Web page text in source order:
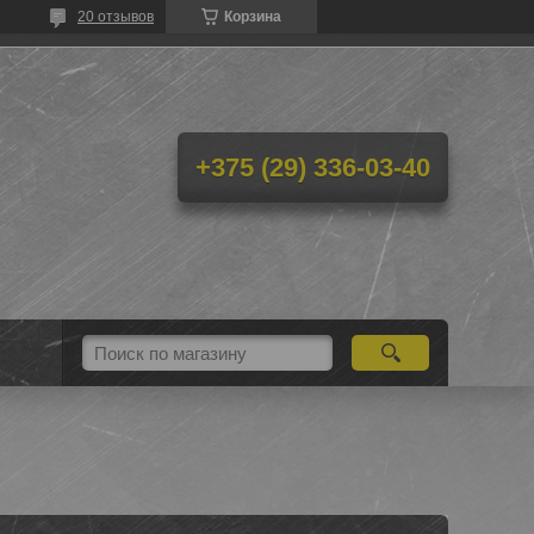
Корзина
20 отзывов
+375 (29) 336-03-40